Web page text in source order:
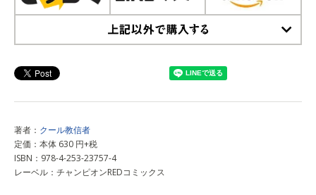
著者： クール教信者
定価：本体 630 円+税
ISBN：978-4-253-23757-4
レーベル：チャンピオンREDコミックス